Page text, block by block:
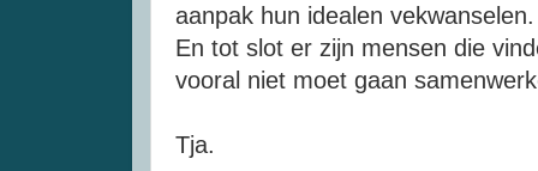
aanpak hun idealen vekwanselen.
En tot slot er zijn mensen die
vooral niet moet gaan
Tja.